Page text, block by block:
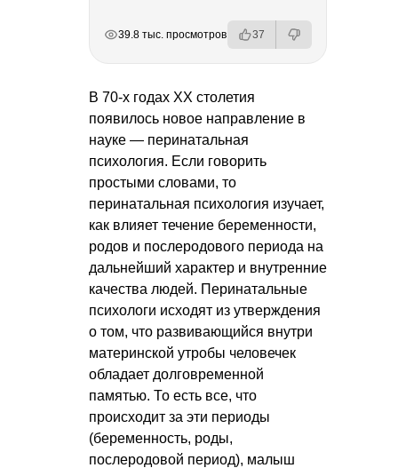
39.8 тыс. просмотров 37
В 70-х годах ХХ столетия
появилось новое направление в
науке — перинатальная
психология. Если говорить
простыми словами, то
перинатальная психология изучает,
как влияет течение беременности,
родов и послеродового периода на
дальнейший характер и внутренние
качества людей. Перинатальные
психологи исходят из утверждения
о том, что развивающийся внутри
материнской утробы человечек
обладает долговременной
памятью. То есть все, что
происходит за эти периоды
(беременность, роды,
послеродовой период), малыш